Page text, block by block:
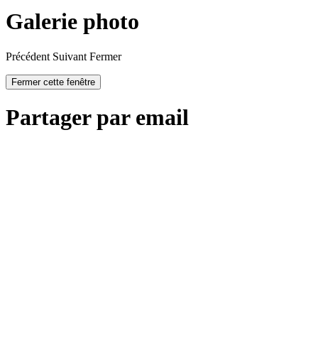
Galerie photo
Précédent Suivant Fermer
Fermer cette fenêtre
Partager par email